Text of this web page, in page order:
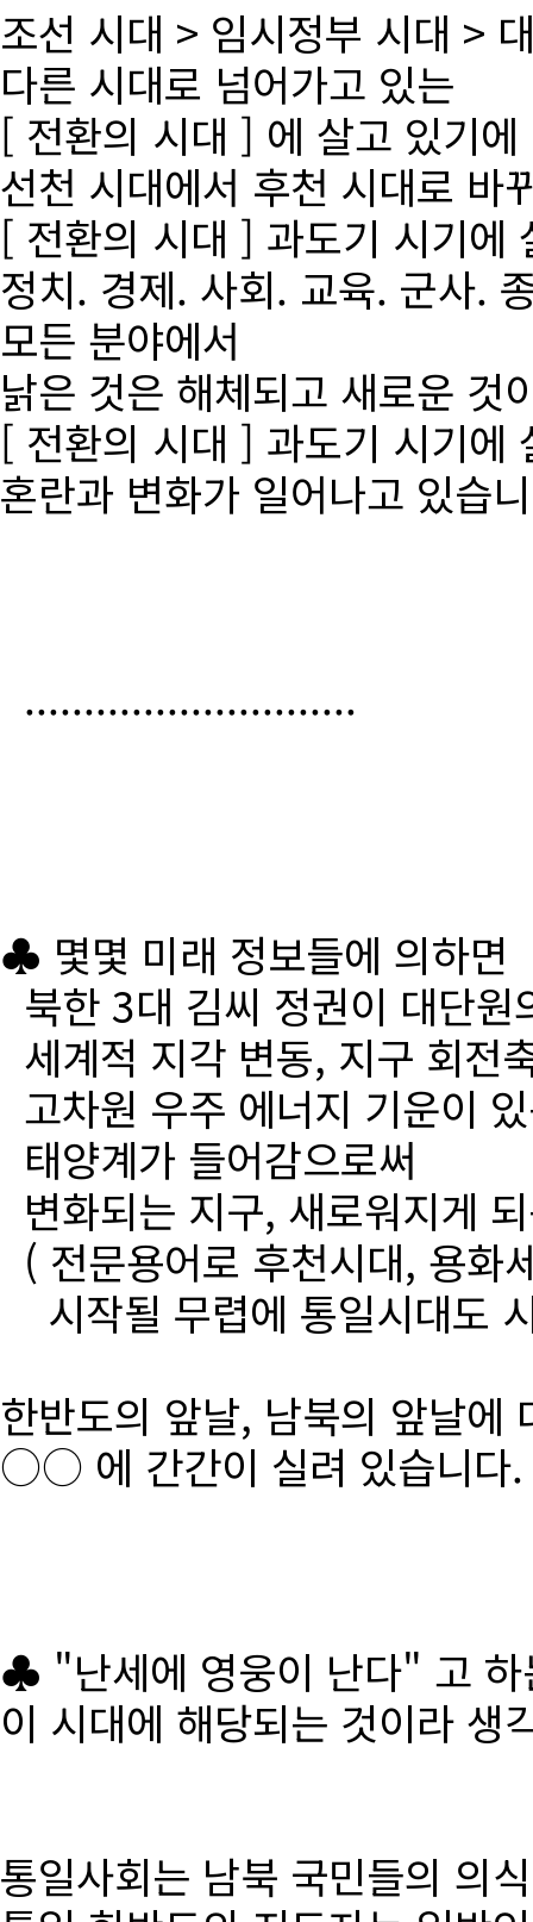
조선 시대 > 임시정부 시대 >
다른 시대로 넘어가고 있는
[ 전환의 시대 ] 에 살고 있기에
선천 시대에서 후천 시대로 바
[ 전환의 시대 ] 과도기 시기에
정치. 경제. 사회. 교육. 군사.
모든 분야에서
낡은 것은 해체되고 새로운 것
[ 전환의 시대 ] 과도기 시기에
혼란과 변화가 일어나고 있습
............................
♣ 몇몇 미래 정보들에 의하면
북한 3대 김씨 정권이 대단
세계적 지각 변동, 지구 회전
고차원 우주 에너지 기운이
태양계가 들어감으로써
변화되는 지구, 새로워지게
( 전문용어로 후천시대, 용화
시작될 무렵에 통일시대도
한반도의 앞날, 남북의 앞날에
○○ 에 간간이 실려 있습니다.
♣ "난세에 영웅이 난다" 고 하
이 시대에 해당되는 것이라 생
통일사회는 남북 국민들의 의